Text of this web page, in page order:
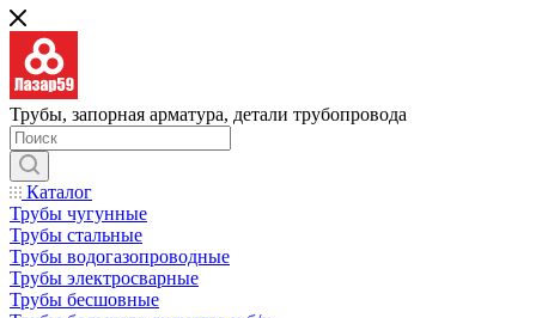
Трубы, запорная арматура, детали трубопровода
Каталог
Трубы чугунные
Трубы стальные
Трубы водогазопроводные
Трубы электросварные
Трубы бесшовные